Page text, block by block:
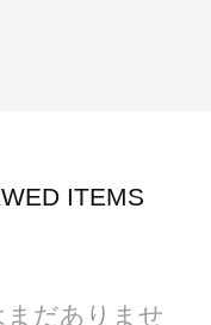
ITEMS
だありませ